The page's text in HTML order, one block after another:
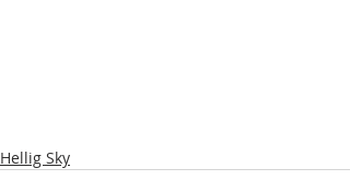
Hellig Sky